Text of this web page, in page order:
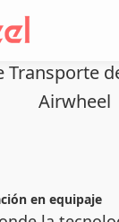
Transporte
Airwheel
en equipaje